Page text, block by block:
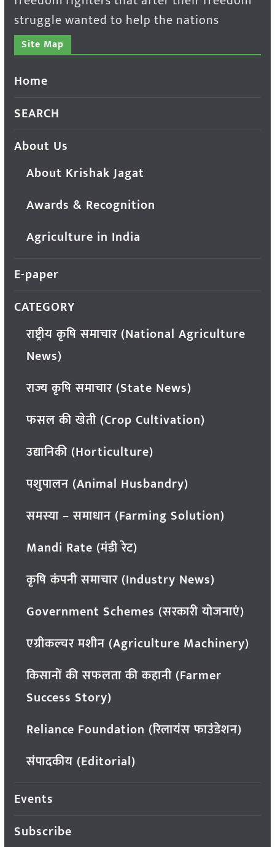
struggle wanted to help the nations
Site Map
Home
SEARCH
About Us
About Krishak Jagat
Awards & Recognition
Agriculture in India
E-paper
CATEGORY
राष्ट्रीय कृषि समाचार (National Agriculture
News)
राज्य कृषि समाचार (State News)
फसल की खेती (Crop Cultivation)
उद्यानिकी (Horticulture)
पशुपालन (Animal Husbandry)
समस्या – समाधान (Farming Solution)
Mandi Rate (मंडी रेट)
कृषि कंपनी समाचार (Industry News)
Government Schemes (सरकारी योजनाएं)
एग्रीकल्चर मशीन (Agriculture Machinery)
किसानों की सफलता की कहानी (Farmer
Success Story)
Reliance Foundation (रिलायंस फाउंडेशन)
संपादकीय (Editorial)
Events
Subscribe